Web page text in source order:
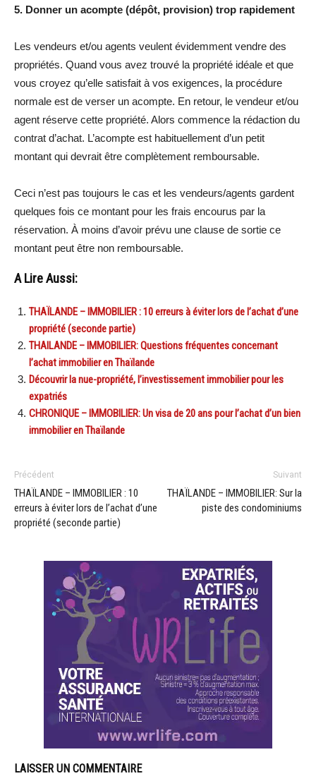
5. Donner un acompte (dépôt, provision) trop rapidement
Les vendeurs et/ou agents veulent évidemment vendre des
propriétés. Quand vous avez trouvé la propriété idéale et que
vous croyez qu’elle satisfait à vos exigences, la procédure
normale est de verser un acompte. En retour, le vendeur et/ou
agent réserve cette propriété. Alors commence la rédaction du
contrat d’achat. L’acompte est habituellement d’un petit
montant qui devrait être complètement remboursable.
Ceci n’est pas toujours le cas et les vendeurs/agents gardent
quelques fois ce montant pour les frais encourus par la
réservation. À moins d’avoir prévu une clause de sortie ce
montant peut être non remboursable.
A Lire Aussi:
THAÏLANDE – IMMOBILIER : 10 erreurs à éviter lors de l’achat d’une
propriété (seconde partie)
THAILANDE – IMMOBILIER: Questions fréquentes concernant
l’achat immobilier en Thaïlande
Découvrir la nue-propriété, l’investissement immobilier pour les
expatriés
CHRONIQUE – IMMOBILIER: Un visa de 20 ans pour l’achat d’un bien
immobilier en Thaïlande
Précédent
THAÏLANDE – IMMOBILIER : 10
erreurs à éviter lors de l’achat d’une
propriété (seconde partie)
Suivant
THAÏLANDE – IMMOBILIER: Sur la
piste des condominiums
LAISSER UN COMMENTAIRE